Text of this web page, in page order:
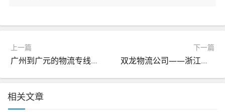
上一篇
广州到广元的物流专线货运
下一篇
双龙物流公司——浙江至辽宁的物流专线货运
相关文章